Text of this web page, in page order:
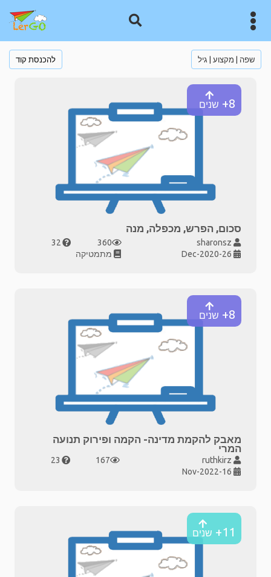
להכנסת קוד שפה | מקצוע | גיל
8+ שנים
סכום, הפרש, מכפלה, מנה
360
32
מתמטיקה
8+ שנים
מאבק להקמת מדינה- הקמה ופירוק תנועה
המרי
167
23
11+ שנים